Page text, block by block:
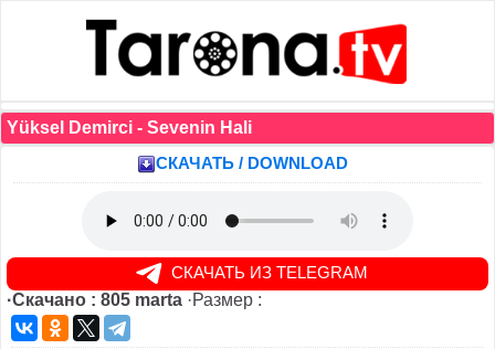
Yüksel Demirci - Sevenin Hali
СКАЧАТЬ / DOWNLOAD
СКАЧАТЬ ИЗ TELEGRAM
·Скачано : 805 marta ·Размер :